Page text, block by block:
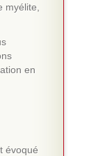
myélite,
en
évoqué